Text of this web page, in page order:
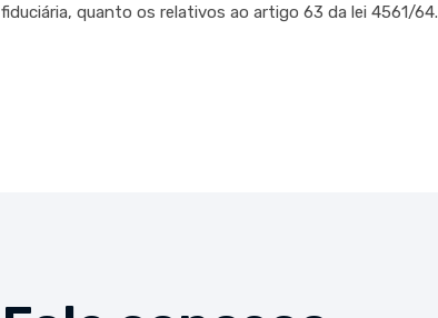
fiduciária, quanto os relativos ao artigo 63 da lei 4561/64.